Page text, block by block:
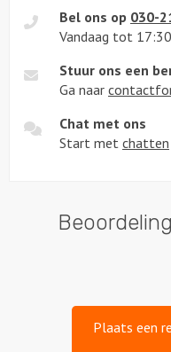
Bel ons op 030-
Vandaag tot 17:30
Stuur ons een
Ga naar
Chat met ons
Start met chatten
Plaats een